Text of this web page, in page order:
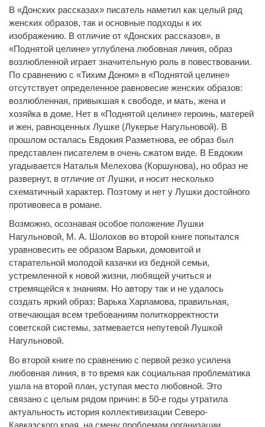
В «Донских рассказах» писатель наметил как целый ряд
женских образов, так и основные подходы к их
изображению. В отличие от «Донских рассказов», в
«Поднятой целине» углублена любовная линия, образ
возлюбленной играет значительную роль в повествовании.
По сравнению с «Тихим Доном» в «Поднятой целине»
отсутствует определенное равновесие женских образов:
возлюбленная, привыкшая к свободе, и мать, жена и
хозяйка в доме. Нет в «Поднятой целине» героинь, матерей
и жен, равноценных Лушке (Лукерье Нагульновой). В
прошлом осталась Евдокия Разметнова, ее образ был
представлен писателем в очень сжатом виде. В Евдокии
угадывается Наталья Мелехова (Коршунова), но образ не
развернут, в отличие от Лушки, и носит несколько
схематичный характер. Поэтому и нет у Лушки достойного
противовеса в романе.
Возможно, осознавая особое положение Лушки
Нагульновой, М. А. Шолохов во второй книге попытался
уравновесить ее образом Варьки, домовитой и
старательной молодой казачки из бедной семьи,
устремленной к новой жизни, любящей учиться и
стремящейся к знаниям. Но автору так и не удалось
создать яркий образ: Варька Харламова, правильная,
отвечающая всем требованиям политкорректности
советской системы, затмевается непутевой Лушкой
Нагульновой.
Во второй книге по сравнению с первой резко усилена
любовная линия, в то время как социальная проблематика
ушла на второй план, уступая место любовной. Это
связано с целым рядом причин: в 50-е годы утратила
актуальность история коллективизации Северо-
Кавказского края, на смену проблемам организации